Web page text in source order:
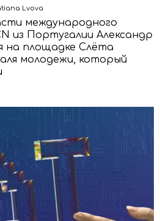
Lvova
международного
из Португалии Александр
на площадке Слёта
молодежи, который